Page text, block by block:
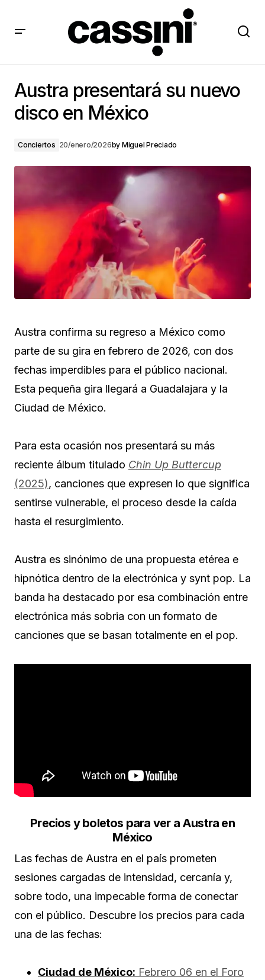
Austra presentará su nuevo
disco en México
Conciertos 20/enero/2026by Miguel Preciado
Austra confirma su regreso a México como
parte de su gira en febrero de 2026, con dos
fechas imperdibles para el público nacional.
Esta pequeña gira llegará a Guadalajara y la
Ciudad de México.
Para esta ocasión nos presentará su más
reciente álbum titulado Chin Up Buttercup
(2025), canciones que expresen lo que significa
sentirse vulnerable, el proceso desde la caída
hasta el resurgimiento.
Austra es sinónimo de una propuesta etérea e
hipnótica dentro de la electrónica y synt pop. La
banda ha destacado por esa combinación entre
electrónica más sobria con un formato de
canciones que se basan totalmente en el pop.
Precios y boletos para ver a Austra en
México
Las fechas de Austra en el país prometen
sesiones cargadas de intensidad, cercanía y,
sobre todo, una impecable forma de conectar
con el público. Descubre los precios para cada
una de las fechas:
Ciudad de México: Febrero 06 en el Foro